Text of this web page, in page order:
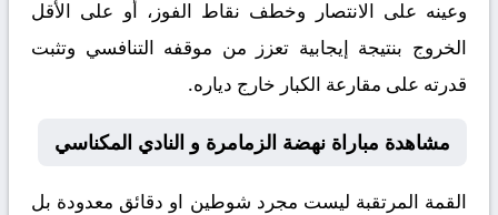
وعينه على الانتصار وخطف نقاط الفوز، أو على الأقل
الخروج بنتيجة إيجابية تعزز من موقفه التنافسي وتثبت
قدرته على مقارعة الكبار خارج دياره.
مشاهدة مباراة نهضة الزمامرة و النادي المكناسي
القمة المرتقبة ليست مجرد شوطين او دقائق معدودة بل